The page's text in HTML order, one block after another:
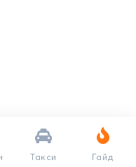
Такси Гайд